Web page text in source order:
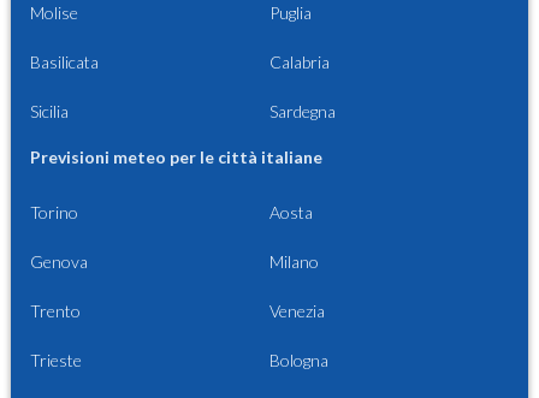
Molise Puglia
Basilicata Calabria
Sicilia Sardegna
Previsioni meteo per le città italiane
Torino Aosta
Genova Milano
Trento Venezia
Trieste Bologna